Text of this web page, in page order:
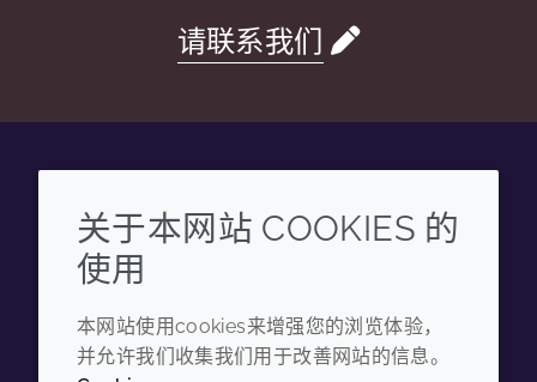
请联系我们
WechatYouku Zhihu Tiktok
企业
年度报告
可持续发展报告
条款和条件
隐私政策
关于本网站 COOKIES 的
使用
本网站使用cookies来增强您的浏览体验，
并允许我们收集我们用于改善网站的信息。